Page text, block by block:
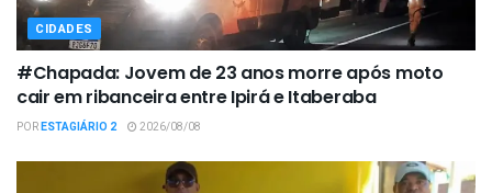
CIDADES
#Chapada: Jovem de 23 anos morre após moto
cair em ribanceira entre Ipirá e Itaberaba
PORESTAGIÁRIO 2 2026/08/08